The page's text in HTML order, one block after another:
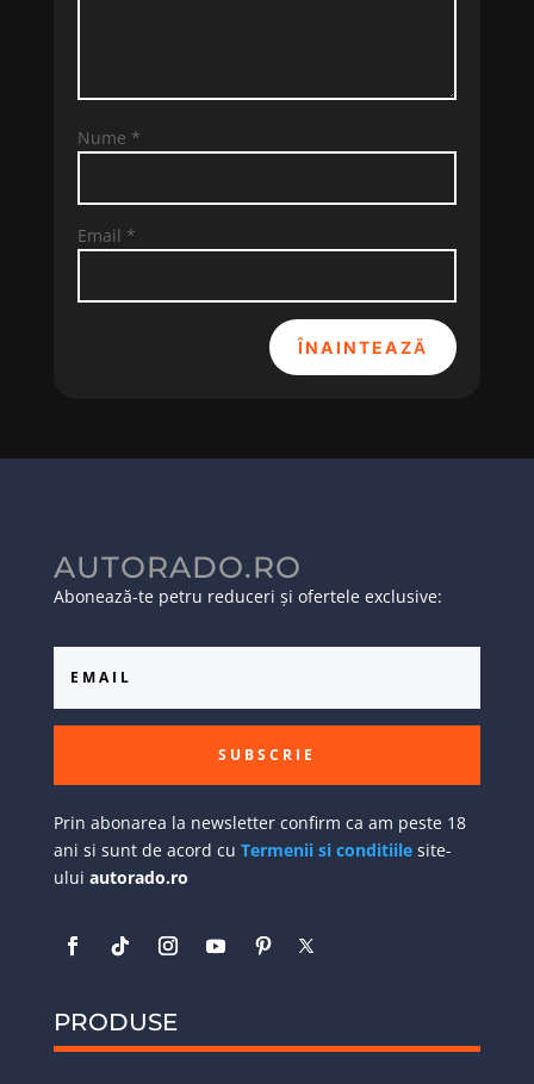
Nume *
Email *
ÎNAINTEAZĂ
AUTORADO.RO
Abonează-te petru reduceri și ofertele exclusive:
SUBSCRIE
Prin abonarea la newsletter confirm ca am peste 18
ani si sunt de acord cu Termenii si conditiilesite-
ului autorado.ro
PRODUSE